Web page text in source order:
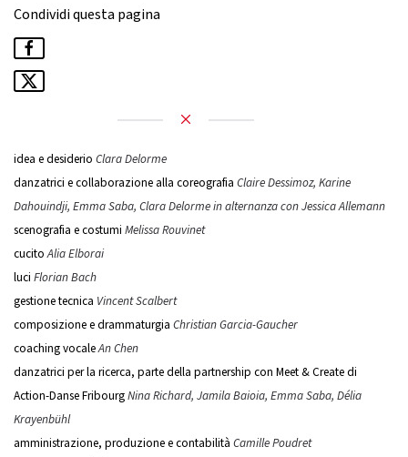
Condividi questa pagina
idea e desiderio Clara Delorme
danzatrici e collaborazione alla coreografia Claire Dessimoz, Karine
Dahouindji, Emma Saba, Clara Delorme in alternanza con Jessica Allemann
scenografia e costumi Melissa Rouvinet
cucitoAlia Elborai
luci Florian Bach
gestione tecnica Vincent Scalbert
composizione e drammaturgia Christian Garcia-Gaucher
coaching vocaleAn Chen
danzatrici per la ricerca, parte della partnership con Meet & Create di
Action-Danse FribourgNina Richard, Jamila Baioia, Emma Saba, Délia
Krayenbühl
amministrazione, produzione e contabilità Camille Poudret